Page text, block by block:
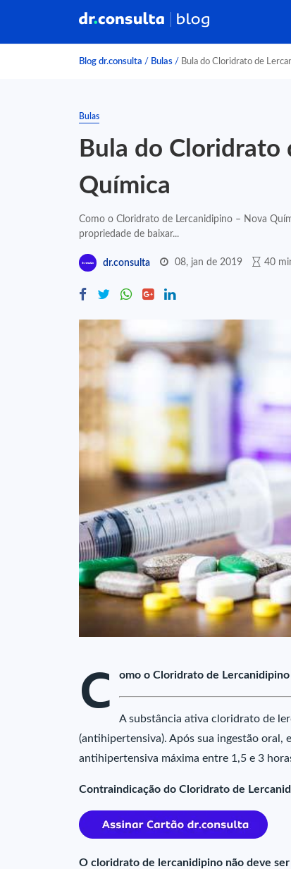
Blog dr.consulta / Bulas / Bula do Cloridrato de
Bulas
Bula do Cloridrato
Química
Como o Cloridrato de Lercanidipino – Nova
propriedade de baixar...
dr.consulta 08, jan de 2019 40
C omo o Cloridrato de
A substância ativa cloridrato de
(antihipertensiva). Após sua ingestão
antihipertensiva máxima entre 1,5 e 3
Contraindicação do Cloridrato de
O cloridrato de lercanidipino não deve